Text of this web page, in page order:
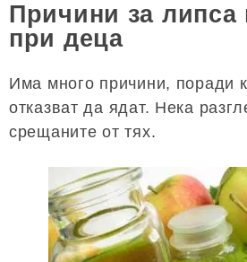
Причини за липса
при деца
Има много причини, поради
отказват да ядат. Нека
срещаните от тях.